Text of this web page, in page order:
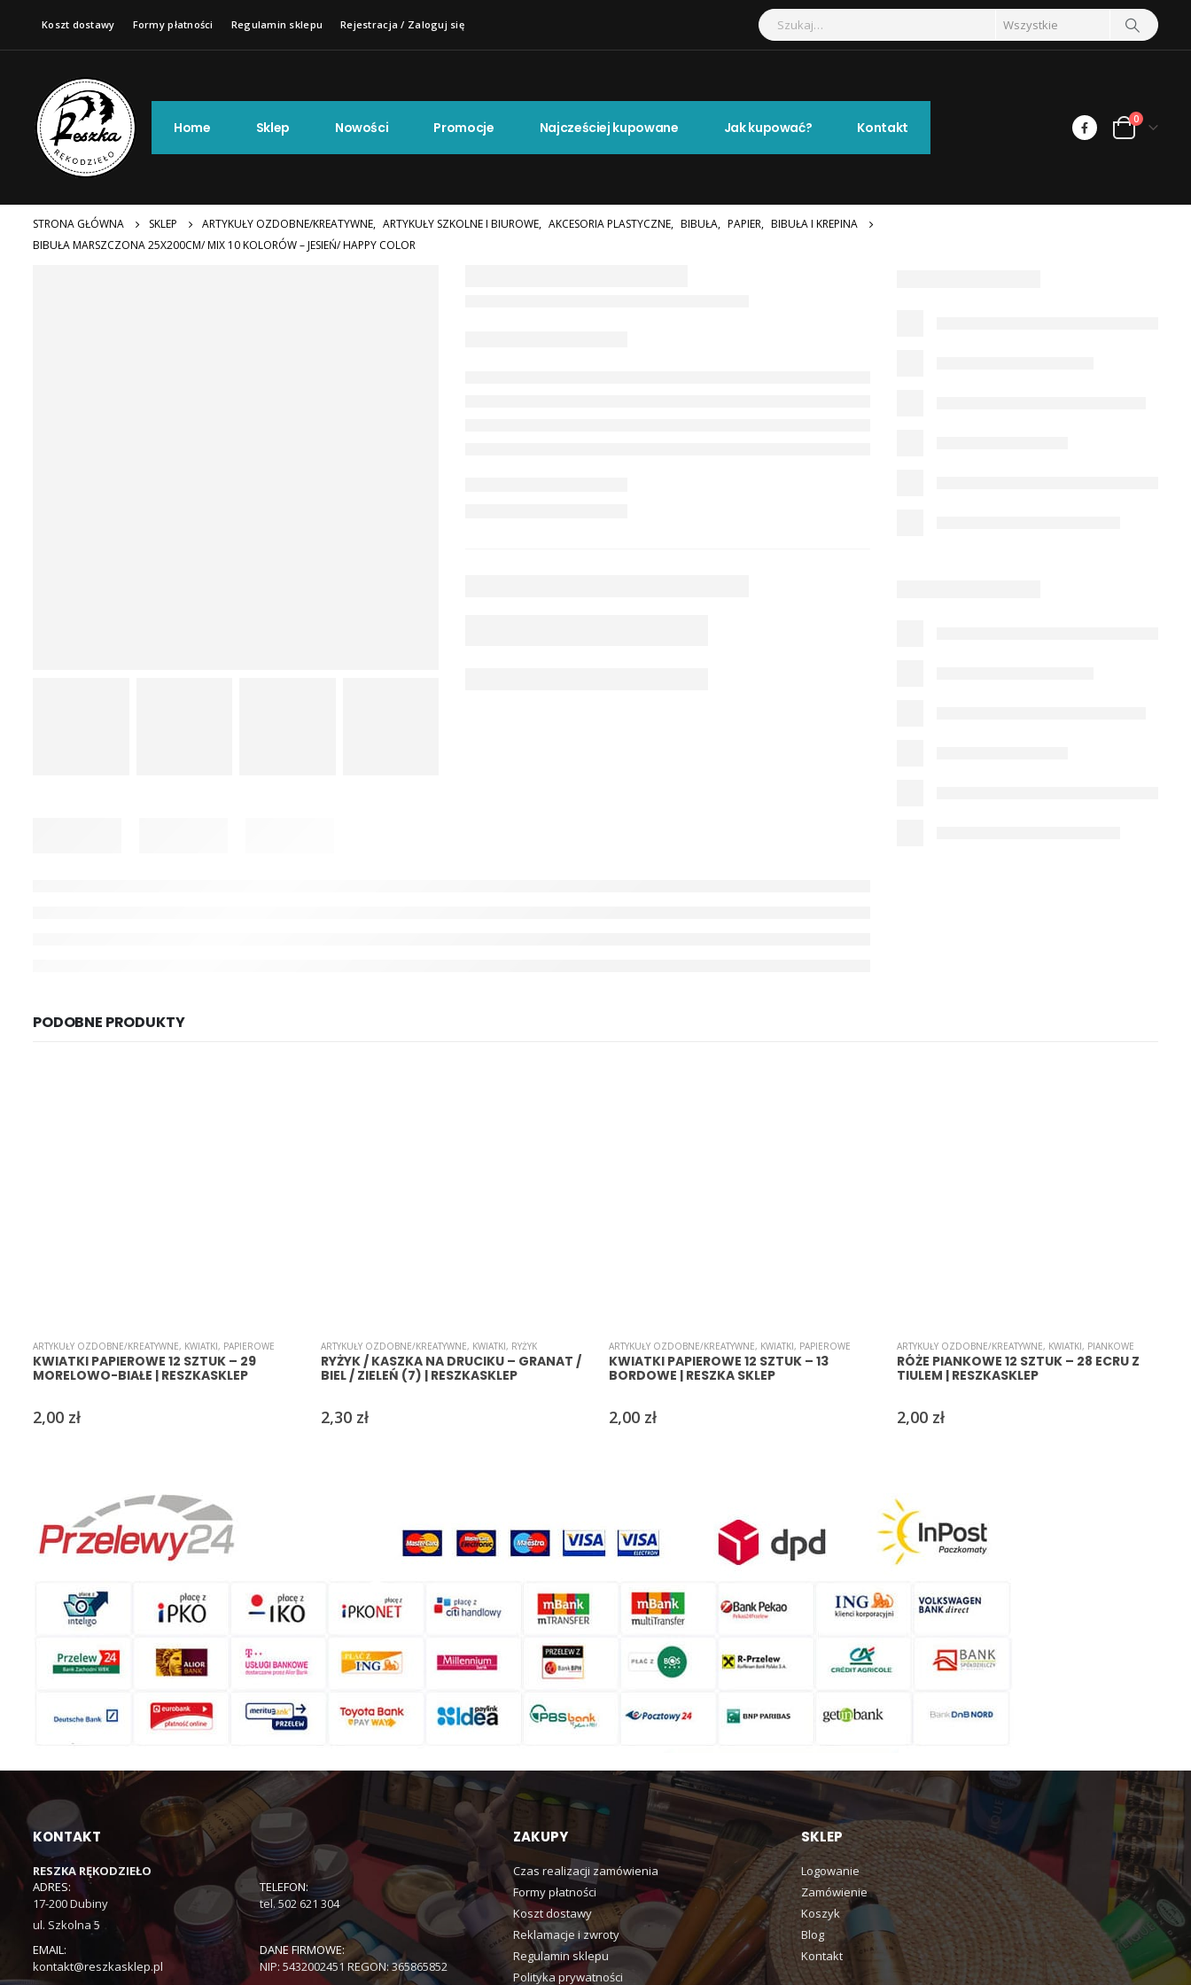
Koszt dostawy Formy płatności Regulamin sklepu Rejestracja / Zaloguj się
Home Sklep Nowości Promocje Najcześciej kupowane Jak kupować? Kontakt 0
STRONA GŁÓWNA SKLEP ARTYKUŁY OZDOBNE/KREATYWNE, ARTYKUŁY SZKOLNE I BIUROWE, AKCESORIA PLASTYCZNE, BIBUŁA, PAPIER, BIBUŁA I KREPINA
BIBUŁA MARSZCZONA 25X200CM/ MIX 10 KOLORÓW – JESIEŃ/ HAPPY COLOR
PODOBNE PRODUKTY
ARTYKUŁY OZDOBNE/KREATYWNE, KWIATKI, PAPIEROWE
KWIATKI PAPIEROWE 12 SZTUK – 29
MORELOWO-BIAŁE | RESZKASKLEP
2,00 zł
ARTYKUŁY OZDOBNE/KREATYWNE, KWIATKI, RYŻYK
RYŻYK / KASZKA NA DRUCIKU – GRANAT /
BIEL / ZIELEŃ (7) | RESZKASKLEP
2,30 zł
ARTYKUŁY OZDOBNE/KREATYWNE, KWIATKI, PAPIEROWE
KWIATKI PAPIEROWE 12 SZTUK – 13
BORDOWE | RESZKA SKLEP
2,00 zł
ARTYKUŁY OZDOBNE/KREATYWNE, KWIATKI, PIANKOWE
RÓŻE PIANKOWE 12 SZTUK – 28 ECRU Z
TIULEM | RESZKASKLEP
2,00 zł
KONTAKT
RESZKA RĘKODZIEŁO
ADRES:
17-200 Dubiny
ul. Szkolna 5
TELEFON:
tel. 502 621 304
EMAIL:
kontakt@reszkasklep.pl
DANE FIRMOWE:
NIP: 5432002451 REGON: 365865852
ZAKUPY
Czas realizacji zamówienia
Formy płatności
Koszt dostawy
Reklamacje i zwroty
Regulamin sklepu
Polityka prywatności
SKLEP
Logowanie
Zamówienie
Koszyk
Blog
Kontakt